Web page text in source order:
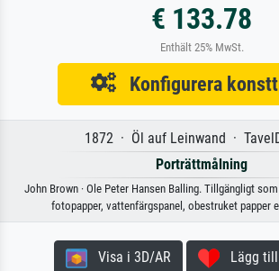
€ 133.78
Enthält 25% MwSt.
Konfigurera
1872 · Öl auf Leinwand ·
Porträttmålning
John Brown · Ole Peter Hansen Balling. Tillgängligt
fotopapper, vattenfärgspanel, obestruket papper
Visa i 3D/AR Lägg till